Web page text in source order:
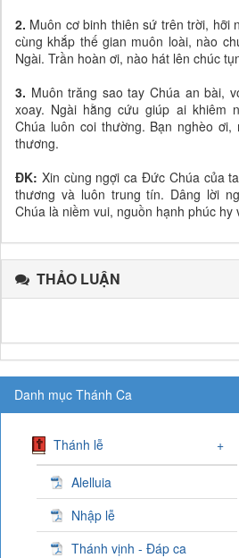
2. Muôn cơ binh thiên sứ trên trời, hỡi
cùng khắp thế gian muôn loài, nào
Ngài. Trần hoàn ơi, nào hát lên chúc
3. Muôn trăng sao tay Chúa an bài,
xoay. Ngài hằng cứu giúp ai khiêm
Chúa luôn coi thường. Bạn nghèo
thương.
ĐK: Xin cùng ngợi ca Đức Chúa của
thương và luôn trung tín. Dâng lời
Chúa là niềm vui, nguồn hạnh phúc hy
THẢO LUẬN
Danh mục Thánh Ca
Thánh lễ +
Alelluia
Nhập lễ
Thánh vịnh - Đáp ca